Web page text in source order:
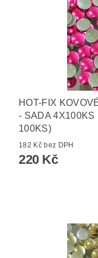
HOT-FIX
- SADA 4X100KS
100KS)
182 Kč bez DPH
220 Kč